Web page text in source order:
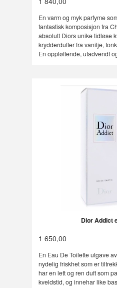
En varm og myk parfyme
fantastisk komposisjon fra
absolutt Diors unike tidløse
krydderdufter fra vanilje,
En oppløftende, utadvendt
Dior Addict
1 650,00
En Eau De Toilette utgave
nydelig friskhet som er
har en lett og ren duft som
kveldstid, og innehar like